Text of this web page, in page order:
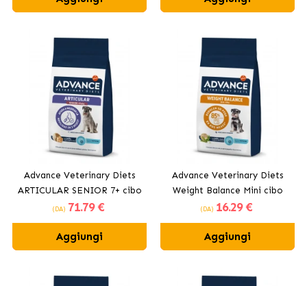
Advance Veterinary Diets
ARTICULAR SENIOR 7+ cibo
secco per cani
(DA) 71.79 €
Aggiungi
Advance Veterinary Diets
Weight Balance Mini cibo
secco per cani in sovrappeso
(DA) 16.29 €
Aggiungi